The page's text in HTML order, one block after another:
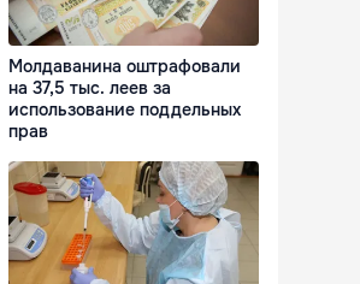
Молдаванина оштрафовали
на 37,5 тыс. леев за
использование поддельных
прав